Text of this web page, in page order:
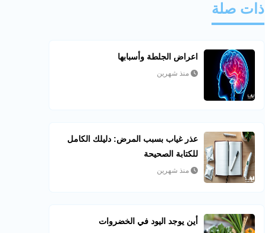
ذات صلة
اعراض الجلطة وأسبابها
منذ شهرين
عذر غياب بسبب المرض: دليلك الكامل
للكتابة الصحيحة
منذ شهرين
أين يوجد اليود في الخضروات